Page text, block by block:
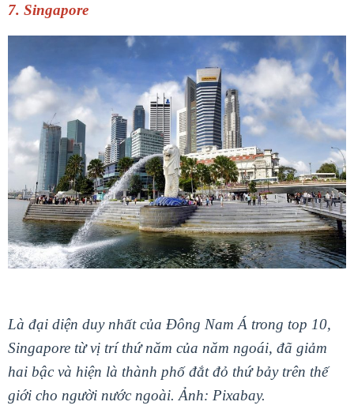
7. Singapore
Là đại diện duy nhất của Đông Nam Á trong top 10,
Singapore từ vị trí thứ năm của năm ngoái, đã giảm
hai bậc và hiện là thành phố đắt đỏ thứ bảy trên thế
giới cho người nước ngoài. Ảnh: Pixabay.